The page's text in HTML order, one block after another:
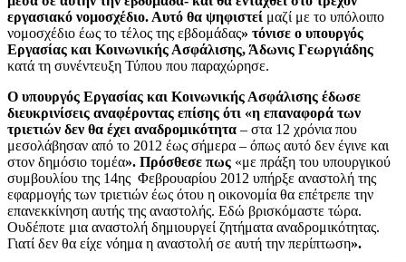
εργασιακό νομοσχέδιο. Αυτό θα ψηφιστεί μαζί με το υπόλοιπο
νομοσχέδιο έως το τέλος της εβδομάδας» τόνισε ο υπουργός
Εργασίας και Κοινωνικής Ασφάλισης, Άδωνις Γεωργιάδης
κατά τη συνέντευξη Τύπου που παραχώρησε.
Ο υπουργός Εργασίας και Κοινωνικής Ασφάλισης έδωσε
διευκρινίσεις αναφέροντας επίσης ότι «η επαναφορά των
τριετιών δεν θα έχει αναδρομικότητα – στα 12 χρόνια που
μεσολάβησαν από το 2012 έως σήμερα – όπως αυτό δεν έγινε και
στον δημόσιο τομέα». Πρόσθεσε πως «με πράξη του υπουργικού
συμβουλίου της 14ης Φεβρουαρίου 2012 υπήρξε αναστολή της
εφαρμογής των τριετιών έως ότου η οικονομία θα επέτρεπε την
επανεκκίνηση αυτής της αναστολής. Εδώ βρισκόμαστε τώρα.
Ουδέποτε μια αναστολή δημιουργεί ζητήματα αναδρομικότητας.
Γιατί δεν θα είχε νόημα η αναστολή σε αυτή την περίπτωση».